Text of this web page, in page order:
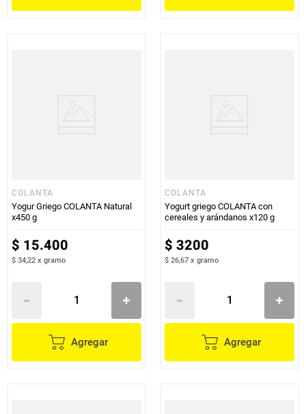
COLANTA
Yogur Griego COLANTA Natural
x450 g
$ 15.400
$ 34,22 x gramo
Agregar
COLANTA
Yogurt griego COLANTA con
cereales y arándanos x120 g
$ 3200
$ 26,67 x gramo
Agregar